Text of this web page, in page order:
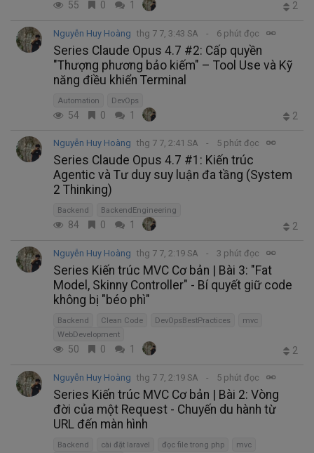
55 0 1 2
Nguyễn Huy Hoàng thg 7 7, 3:43 SA 6 phút đọc
Series Claude Opus 4.7 #2: Cấp quyền
"Thượng phương bảo kiếm" – Tool Use và Kỹ
năng điều khiển Terminal
Automation DevOps
54 0 1 2
Nguyễn Huy Hoàng thg 7 7, 2:41 SA 5 phút đọc
Series Claude Opus 4.7 #1: Kiến trúc
Agentic và Tư duy suy luận đa tầng (System
2 Thinking)
Backend BackendEngineering
84 0 1 2
Nguyễn Huy Hoàng thg 7 7, 2:19 SA 3 phút đọc
Series Kiến trúc MVC Cơ bản | Bài 3: "Fat
Model, Skinny Controller" - Bí quyết giữ code
không bị "béo phì"
Backend Clean Code DevOpsBestPractices
mvc
WebDevelopment
50 0 1 2
Nguyễn Huy Hoàng thg 7 7, 2:19 SA 5 phút đọc
Series Kiến trúc MVC Cơ bản | Bài 2: Vòng
đời của một Request - Chuyến du hành từ
URL đến màn hình
Backend cài đặt laravel đọc file trong php
mvc